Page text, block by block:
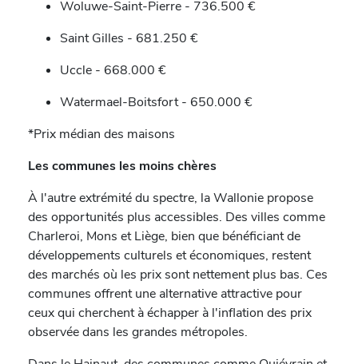
Woluwe-Saint-Pierre - 736.500 €
Saint Gilles - 681.250 €
Uccle - 668.000 €
Watermael-Boitsfort - 650.000 €
*Prix médian des maisons
Les communes les moins chères
À l'autre extrémité du spectre, la Wallonie propose
des opportunités plus accessibles. Des villes comme
Charleroi, Mons et Liège, bien que bénéficiant de
développements culturels et économiques, restent
des marchés où les prix sont nettement plus bas. Ces
communes offrent une alternative attractive pour
ceux qui cherchent à échapper à l'inflation des prix
observée dans les grandes métropoles.